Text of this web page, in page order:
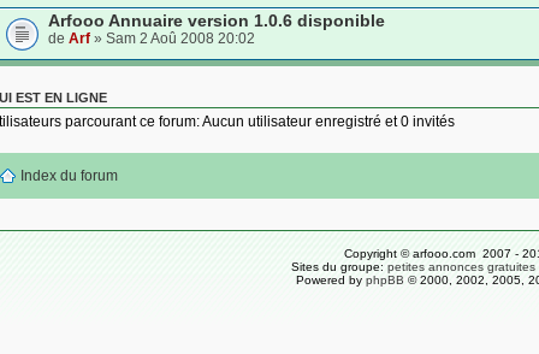
Arfooo Annuaire version 1.0.6 disponible
de Arf » Sam 2 Aoû 2008 20:02
EST EN LIGNE
parcourant ce forum: Aucun utilisateur enregistré et 0 invités
Index du forum
Copyright © arfooo.com 2007 -
Sites du groupe: petites annonces gratuites
Powered by phpBB © 2000, 2002, 2005,